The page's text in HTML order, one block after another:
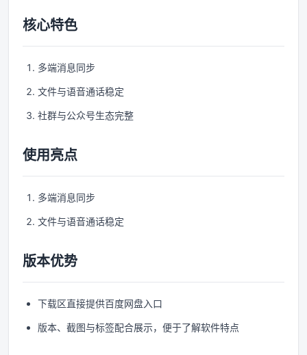
核心特色
多端消息同步
文件与语音通话稳定
社群与公众号生态完整
使用亮点
多端消息同步
文件与语音通话稳定
版本优势
下载区直接提供百度网盘入口
版本、截图与标签配合展示，便于了解软件特点